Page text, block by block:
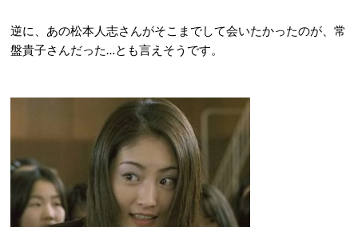
逆に、あの松本人志さんがそこまでして会いたかったのが、常
盤貴子さんだった…とも言えそうです。